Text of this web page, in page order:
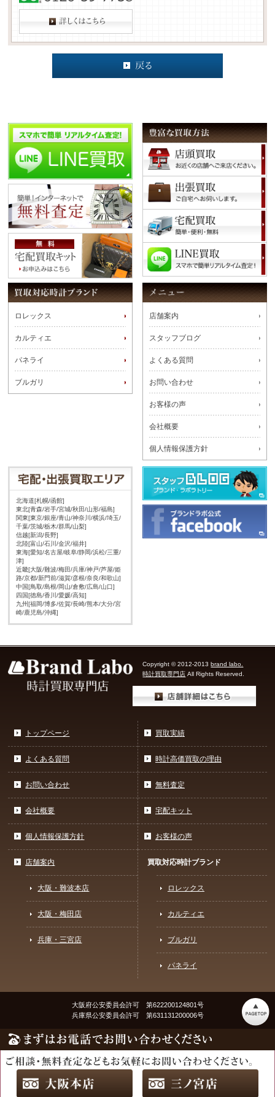
ロレックス
カルティエ
パネライ
ブルガリ
店舗案内
スタッフブログ
よくある質問
お問い合わせ
お客様の声
会社概要
個人情報保護方針
北海道[札幌/函館]
東北[青森/岩手/宮城/秋田/山形/福島]
関東[東京/銀座/青山/神奈川/横浜/埼玉/
千葉/茨城/栃木/群馬/山梨]
信越[新潟/長野]
北陸[富山/石川/金沢/福井]
東海[愛知/名古屋/岐阜/静岡/浜松/三重/
津]
近畿[大阪/難波/梅田/兵庫/神戸/芦屋/姫
路/京都/新門前/滋賀/彦根/奈良/和歌山]
中国[鳥取/島根/岡山/倉敷/広島/山口]
四国[徳島/香川/愛媛/高知]
九州[福岡/博多/佐賀/長崎/熊本/大分/宮
崎/鹿児島/沖縄]
Copyright © 2012-2013brand labo.
時計買取専門店 All Rights Reserved.
トップページ
よくある質問
お問い合わせ
会社概要
個人情報保護方針
買取実績
時計高価買取の理由
無料査定
宅配キット
お客様の声
店舗案内
大阪・難波本店
大阪・梅田店
兵庫・三宮店
買取対応時計ブランド
ロレックス
カルティエ
ブルガリ
パネライ
大阪府公安委員会許可 第622200124801号
兵庫県公安委員会許可 第631131200006号